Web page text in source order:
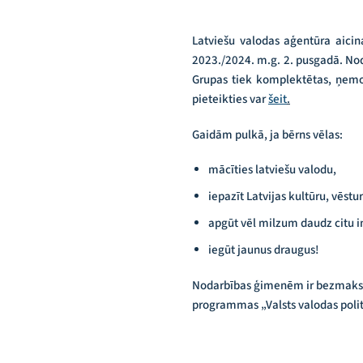
Latviešu valodas aģentūra
2023./2024. m.g. 2. pusgadā.
Grupas tiek komplektētas,
pieteikties varšeit.
Gaidām pulkā, ja bērns vēlas:
mācīties latviešu valodu,
iepazīt Latvijas kultūru,
apgūt vēl milzum daudz citu
iegūt jaunus draugus!
Nodarbības ģimenēm ir
programmas „Valsts valodas